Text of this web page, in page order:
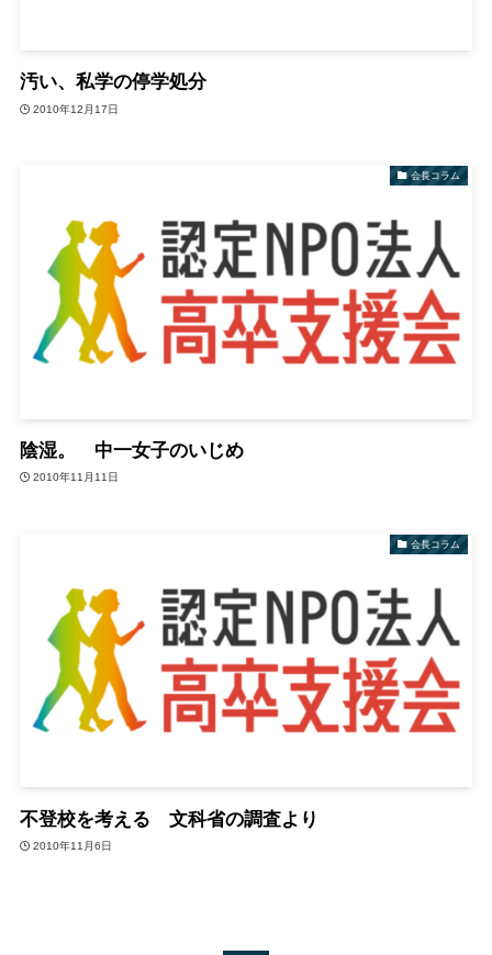
汚い、私学の停学処分
2010年12月17日
会長コラム
陰湿。 中一女子のいじめ
2010年11月11日
会長コラム
不登校を考える 文科省の調査より
2010年11月6日